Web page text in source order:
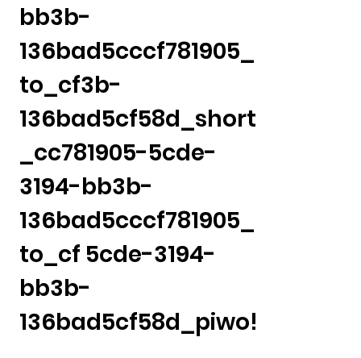
bb3b-
136bad5cccf781905_
to_cf3b-
136bad5cf58d_short
_cc781905-5cde-
3194-bb3b-
136bad5cccf781905_
to_cf 5cde-3194-
bb3b-
136bad5cf58d_piwo!